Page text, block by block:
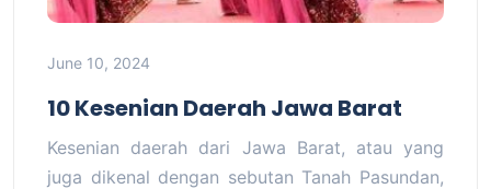
June 10, 2024
10 Kesenian Daerah Jawa Barat
Kesenian daerah dari Jawa Barat, atau yang
juga dikenal dengan sebutan Tanah Pasundan,